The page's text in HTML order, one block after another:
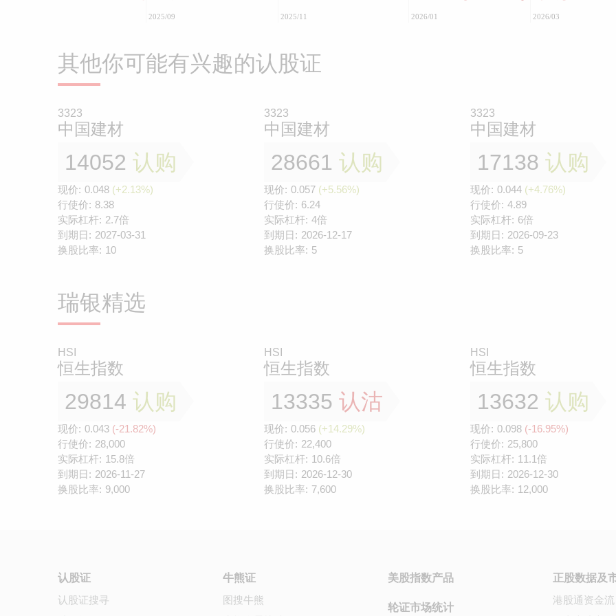
2025/09 2025/11 2026/01 2026/03
其他你可能有兴趣的认股证
3323
中国建材
14052 认购
现价: 0.048 (+2.13%)
行使价: 8.38
实际杠杆: 2.7倍
到期日: 2027-03-31
换股比率: 10
3323
中国建材
28661 认购
现价: 0.057 (+5.56%)
行使价: 6.24
实际杠杆: 4倍
到期日: 2026-12-17
换股比率: 5
3323
中国建材
17138 认购
现价: 0.044 (+4.76%)
行使价: 4.89
实际杠杆: 6倍
到期日: 2026-09-23
换股比率: 5
瑞银精选
HSI
恒生指数
29814 认购
现价: 0.043 (-21.82%)
行使价: 28,000
实际杠杆: 15.8倍
到期日: 2026-11-27
换股比率: 9,000
HSI
恒生指数
13335 认沽
现价: 0.056 (+14.29%)
行使价: 22,400
实际杠杆: 10.6倍
到期日: 2026-12-30
换股比率: 7,600
HSI
恒生指数
13632 认购
现价: 0.098 (-16.95%)
行使价: 25,800
实际杠杆: 11.1倍
到期日: 2026-12-30
换股比率: 12,000
认股证
认股证搜寻
牛熊证
图搜牛熊
美股指数产品
轮证市场统计
正股数据及
港股通资金流